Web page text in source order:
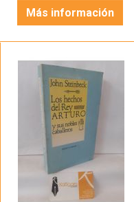
Más información